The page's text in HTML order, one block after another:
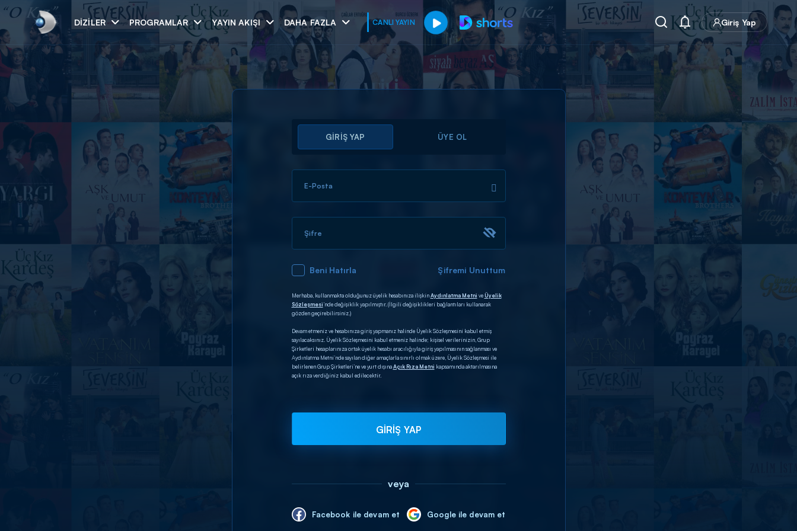
DIZILER PROGRAMLAR YAYIN AKIŞI DAHA FAZLA CANLI YAYIN Giriş Yap
Arama
ARAMA SONUÇLARI
GİRİŞ YAP ÜYE OL
E-Posta
Şifre
Beni Hatırla Şifremi Unuttum
Merhaba, kullanmakta olduğunuz üyelik hesabınıza ilişkinAydınlatma Metni veÜyelik
Sözleşmesi’nde değişiklik yapılmıştır. (İlgili değişiklikleri bağlantıları kullanarak
gözden geçirebilirsiniz.)
Devam etmeniz ve hesabınıza giriş yapmanız halinde Üyelik Sözleşmesini kabul etmiş
sayılacaksınız. Üyelik Sözleşmesini kabul etmeniz halinde; kişisel verilerinizin, Grup
Şirketleri hesaplarınıza ortak üyelik hesabı aracılığıyla giriş yapılmasının sağlanması ve
Aydınlatma Metni’nde sayılan diğer amaçlarla sınırlı olmak üzere, Üyelik Sözleşmesi ile
belirlenen Grup Şirketleri’ne ve yurt dışınaAçık Rıza Metni kapsamında aktarılmasına
açık rıza verdiğiniz kabul edilecektir.
GİRİŞ YAP
veya
Facebook ile devam et Google ile devam et